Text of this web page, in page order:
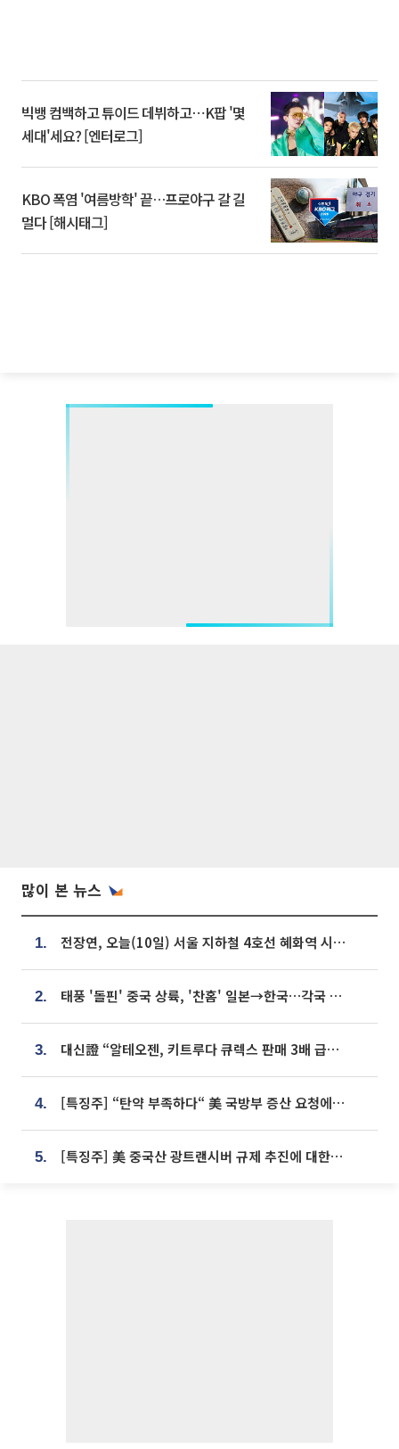
빅뱅 컴백하고 튜이드 데뷔하고⋯K팝 '몇
세대'세요? [엔터로그]
KBO 폭염 '여름방학' 끝…프로야구 갈 길
멀다 [해시태그]
많이 본 뉴스
1. 전장연, 오늘(10일) 서울 지하철 4호선 혜화역 시위…1호선 용산역 무정차
2. 태풍 '돌핀' 중국 상륙, '찬홈' 일본→한국…각국 기상청 예상 경로는?
3. 대신證 “알테오젠, 키트루다 큐렉스 판매 3배 급증…목표가 41만원 상향”
4. [특징주] “탄약 부족하다“ 美 국방부 증산 요청에⋯국내 방산주 급등세
5. [특징주] 美 중국산 광트랜시버 규제 추진에 대한광통신 등 광통신株 강세